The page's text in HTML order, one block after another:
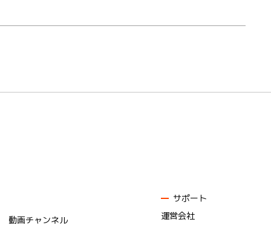
動画チャンネル
サポート
運営会社